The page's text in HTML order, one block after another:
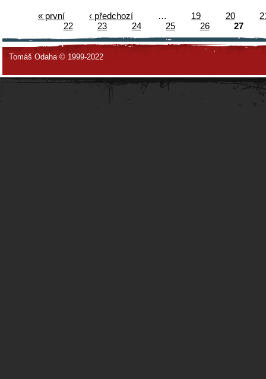
« první ‹ předchozí … 19 20
22
23 24 25 26 27
Tomáš Odaha © 1999-2022